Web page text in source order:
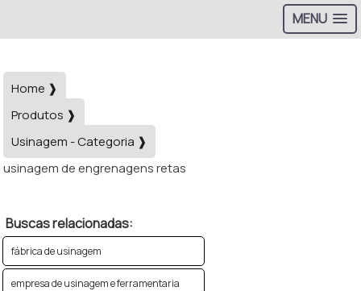
MENU
Home ❱
Produtos ❱
Usinagem - Categoria ❱
usinagem de engrenagens retas
Buscas relacionadas:
fábrica de usinagem
empresa de usinagem e ferramentaria